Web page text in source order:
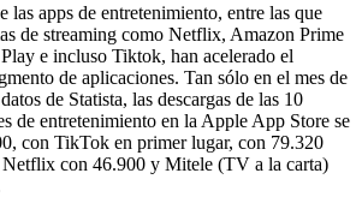
las apps de entretenimiento, entre las que
de streaming como Netflix, Amazon Prime
e incluso Tiktok, han acelerado el
de aplicaciones. Tan sólo en el mes de
de Statista, las descargas de las 10
de entretenimiento en la Apple App Store se
con TikTok en primer lugar, con 79.320
Netflix con 46.900 y Mitele (TV a la carta)